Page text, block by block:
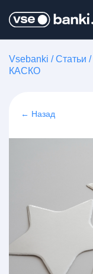
Vsebanki /Статьи /
КАСКО
← Назад